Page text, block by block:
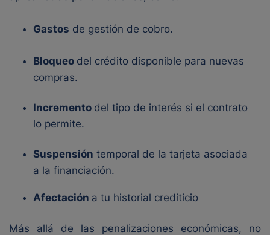
Gastos de gestión de cobro.
Bloqueo del crédito disponible para nuevas
compras.
Incremento del tipo de interés si el contrato
lo permite.
Suspensión temporal de la tarjeta asociada
a la financiación.
Afectación a tu historial crediticio
Más allá de las penalizaciones económicas, no